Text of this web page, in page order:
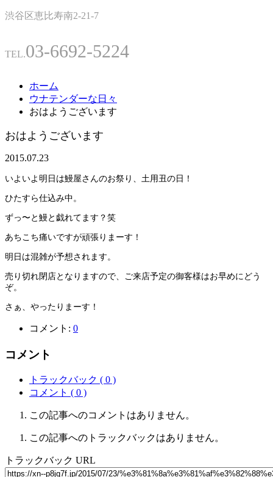
渋谷区恵比寿南2-21-7
TEL.03-6692-5224
ホーム
ウナテンダーな日々
おはようございます
おはようございます
2015.07.23
いよいよ明日は鰻屋さんのお祭り、土用丑の日！
ひたすら仕込み中。
ずっ〜と鰻と戯れてます？笑
あちこち痛いですが頑張りまーす！
明日は混雑が予想されます。
売り切れ閉店となりますので、ご来店予定の御客様はお早めにどう
ぞ。
さぁ、やったりまーす！
コメント: 0
コメント
トラックバック ( 0 )
コメント ( 0 )
この記事へのコメントはありません。
この記事へのトラックバックはありません。
トラックバック URL